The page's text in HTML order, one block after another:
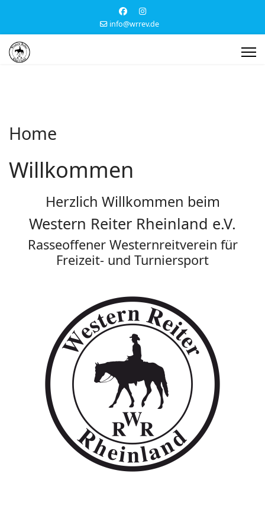
info@wrrev.de
Home
Willkommen
Herzlich Willkommen beim
Western Reiter Rheinland e.V.
Rasseoffener Westernreitverein für
Freizeit- und Turniersport